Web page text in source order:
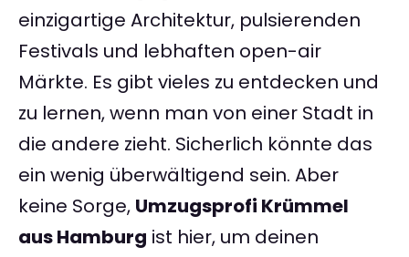
einzigartige Architektur, pulsierenden
Festivals und lebhaften open-air
Märkte. Es gibt vieles zu entdecken und
zu lernen, wenn man von einer Stadt in
die andere zieht. Sicherlich könnte das
ein wenig überwältigend sein. Aber
keine Sorge, Umzugsprofi Krümmel
aus Hamburg ist hier, um deinen